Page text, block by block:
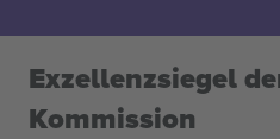
Exzellenzsiegel
Kommission